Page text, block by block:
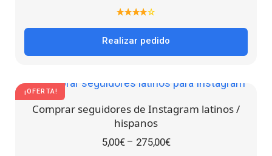
Realizar pedido
¡OFERTA!
Comprar seguidores de Instagram latinos /
hispanos
5,00€– 275,00€